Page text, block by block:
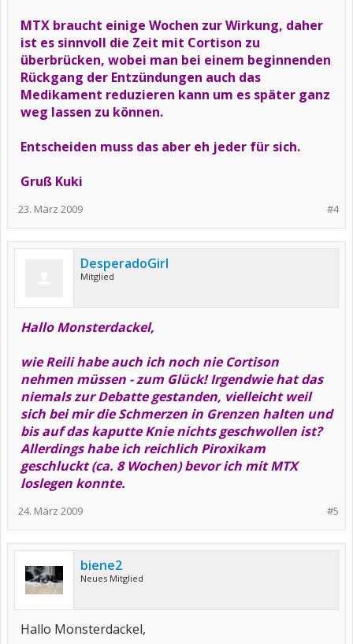
MTX braucht einige Wochen zur Wirkung, daher
ist es sinnvoll die Zeit mit Cortison zu
überbrücken, wobei man bei einem beginnenden
Rückgang der Entzündungen auch das
Medikament reduzieren kann um es später ganz
weg lassen zu können.
Entscheiden muss das aber eh jeder für sich.
Gruß Kuki
#4
23. März 2009
DesperadoGirl
Mitglied
Hallo Monsterdackel,
wie Reili habe auch ich noch nie Cortison
nehmen müssen - zum Glück! Irgendwie hat das
niemals zur Debatte gestanden, vielleicht weil
sich bei mir die Schmerzen in Grenzen halten und
bis auf das kaputte Knie nichts geschwollen ist?
Allerdings habe ich reichlich Piroxikam
geschluckt (ca. 8 Wochen) bevor ich mit MTX
loslegen konnte.
#5
24. März 2009
biene2
Neues Mitglied
Hallo Monsterdackel,